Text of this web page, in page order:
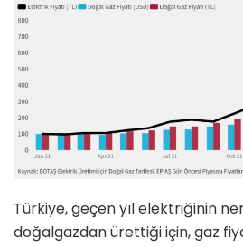
Türkiye, geçen yıl elektriğinin
doğalgazdan ürettiği için, gaz